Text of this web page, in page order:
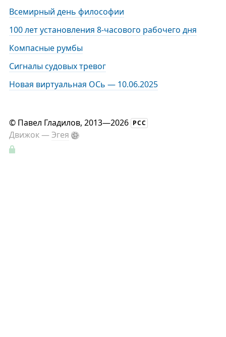
Всемирный день философии
100 лет установления 8-часового рабочего дня
Компасные румбы
Сигналы судовых тревог
Новая виртуальная ОСь — 10.06.2025
© Павел Гладилов, 2013—2026 РСС
Движок —Эгея